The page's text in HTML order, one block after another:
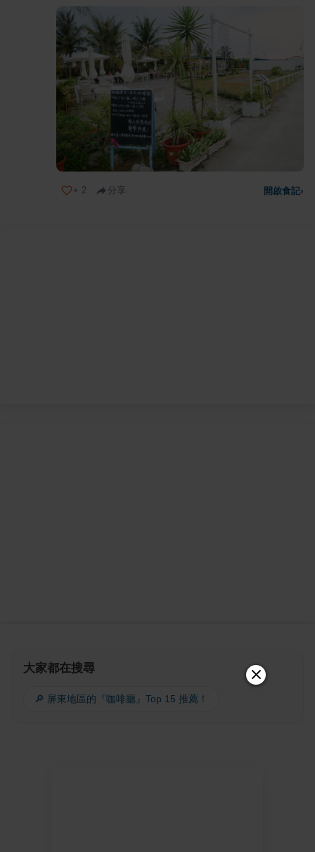
+ 2 分享 開啟食記›
大家都在搜尋
🔎 屏東地區的『咖啡廳』Top 15 推薦！